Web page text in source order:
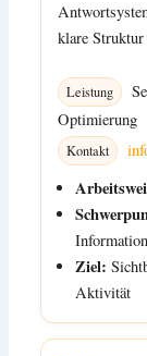
klare
Leistung
Optimierung
Kontakt
Ziel:
Aktivität